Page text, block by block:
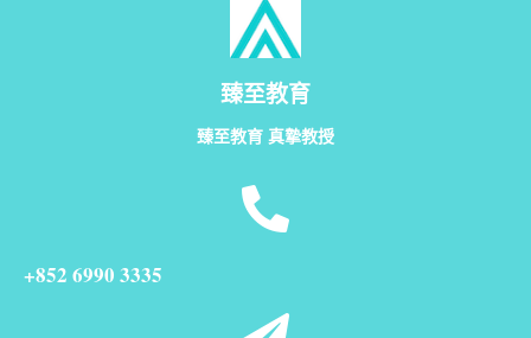
臻至教育
臻至教育 真摯教授
+852 6990 3335